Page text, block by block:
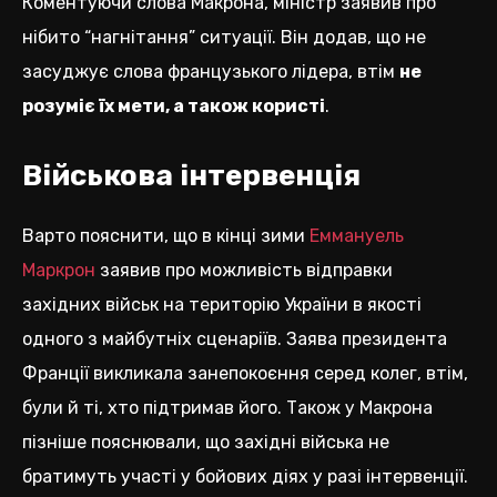
нібито “нагнітання” ситуації. Він додав, що не
засуджує слова французького лідера, втім не
розуміє їх мети, а також користі.
Військова інтервенція
Варто пояснити, що в кінці зими Еммануель
Маркрон заявив про можливість відправки
західних військ на територію України в якості
одного з майбутніх сценаріїв. Заява президента
Франції викликала занепокоєння серед колег, втім,
були й ті, хто підтримав його. Також у Макрона
пізніше пояснювали, що західні війська не
братимуть участі у бойових діях у разі інтервенції.